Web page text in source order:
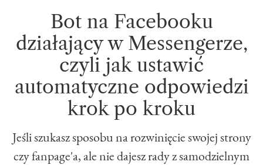
Bot na Facebooku
działający w Messengerze,
czyli jak ustawić
automatyczne odpowiedzi
krok po kroku
Jeśli szukasz sposobu na rozwinięcie swojej strony
czy fanpage'a, ale nie dajesz rady z samodzielnym